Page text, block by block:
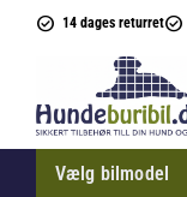
14 dages returret
Vælg bilmodel